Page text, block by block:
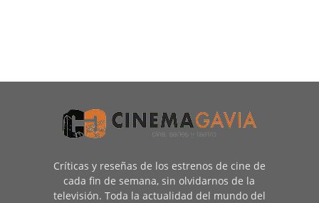
Críticas y reseñas de los estrenos de cine de
cada fin de semana, sin olvidarnos de la
televisión. Toda la actualidad del mundo del